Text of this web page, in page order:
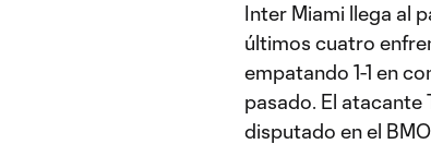
Inter Miami llega al
últimos cuatro
empatando 1-1 en
pasado. El atacante
disputado en el